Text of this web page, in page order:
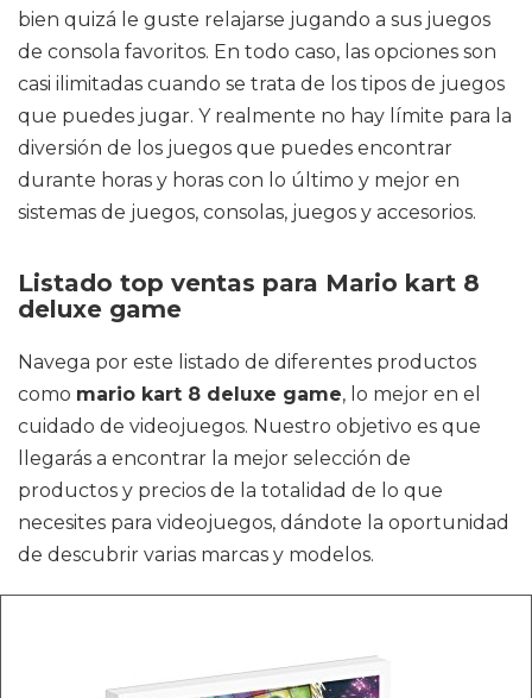
bien quizá le guste relajarse jugando a sus juegos
de consola favoritos. En todo caso, las opciones son
casi ilimitadas cuando se trata de los tipos de juegos
que puedes jugar. Y realmente no hay límite para la
diversión de los juegos que puedes encontrar
durante horas y horas con lo último y mejor en
sistemas de juegos, consolas, juegos y accesorios.
Listado top ventas para Mario kart 8
deluxe game
Navega por este listado de diferentes productos
como mario kart 8 deluxe game, lo mejor en el
cuidado de videojuegos. Nuestro objetivo es que
llegarás a encontrar la mejor selección de
productos y precios de la totalidad de lo que
necesites para videojuegos, dándote la oportunidad
de descubrir varias marcas y modelos.